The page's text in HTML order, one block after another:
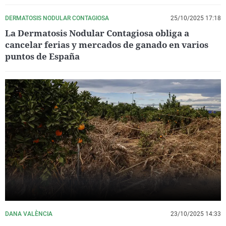
DERMATOSIS NODULAR CONTAGIOSA 25/10/2025 17:18
La Dermatosis Nodular Contagiosa obliga a
cancelar ferias y mercados de ganado en varios
puntos de España
DANA VALÈNCIA 23/10/2025 14:33